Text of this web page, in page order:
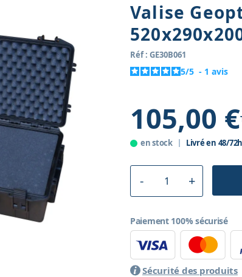
Valise
Réf : GE30B061
5/5 - 1 avis
105,00 €
en stock Livré en 48/72h
Paiement 100% sécurisé
Sécurité des produits